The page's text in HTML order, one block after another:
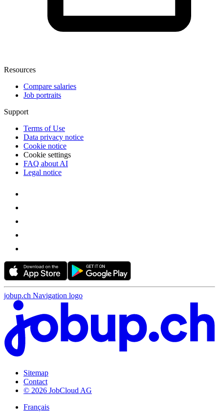
Resources
Compare salaries
Job portraits
Support
Terms of Use
Data privacy notice
Cookie notice
Cookie settings
FAQ about AI
Legal notice
jobup.ch Navigation logo
Sitemap
Contact
© 2026 JobCloud AG
Français